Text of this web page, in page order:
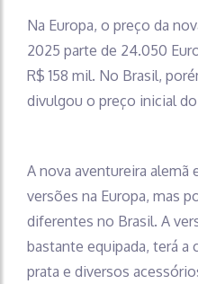
Na Europa, o preço da
2025 parte de 24.050
R$ 158 mil. No Brasil,
divulgou o preço inicial
A nova aventureira alemã
versões na Europa, mas
diferentes no Brasil. A
bastante equipada, terá a
prata e diversos